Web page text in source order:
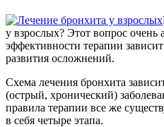
у взрослых? Этот вопрос очень
эффективности терапии
развития осложнений.
Схема лечения бронхита
(острый, хронический)
правила терапии все же
в себя четыре этапа.